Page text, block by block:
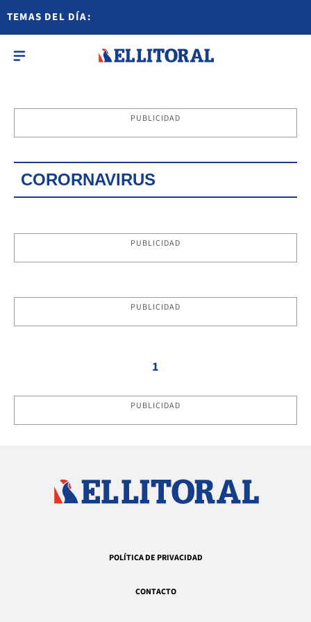
TEMAS DEL DÍA:
PUBLICIDAD
CORORNAVIRUS
PUBLICIDAD
PUBLICIDAD
1
PUBLICIDAD
POLÍTICA DE PRIVACIDAD
CONTACTO